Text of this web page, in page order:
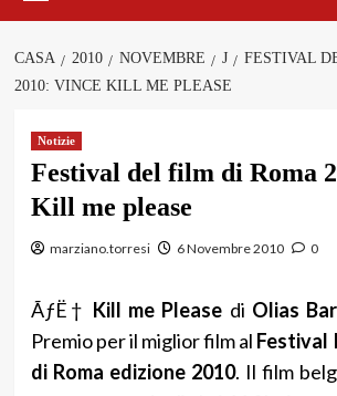
CASA 2010 NOVEMBRE J
FESTIVAL
2010: VINCE KILL ME PLEASE
Notizie
Festival del film di Roma
Kill me please
marziano.torresi 6 Novembre 2010 0
ÃƒË† Kill me Please di Olias
Premio per il miglior film al Festival
di Roma edizione 2010. Il film